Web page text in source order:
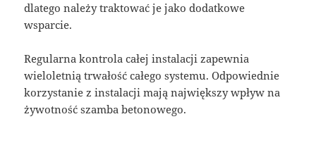
dlatego należy traktować je jako dodatkowe
wsparcie.
Regularna kontrola całej instalacji zapewnia
wieloletnią trwałość całego systemu. Odpowiednie
korzystanie z instalacji mają największy wpływ na
żywotność szamba betonowego.